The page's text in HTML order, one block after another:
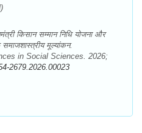
किसान सम्मान निधि योजना और
मूल्यांकन.
in Social Sciences. 2026;
2679.2026.00023